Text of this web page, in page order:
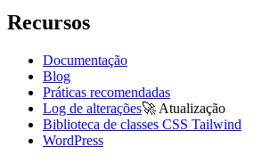
Recursos
Documentação
Blog
Práticas recomendadas
Log de alterações🚀 Atualização
Biblioteca de classes CSS Tailwind
WordPress